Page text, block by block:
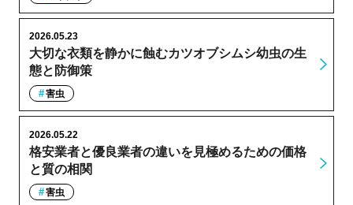
大切な衣類を静かに蝕むカツオブシムシ幼虫の生
態と防御策
2026.05.23
害虫
格安業者と優良業者の違いを見極めるための価格
と質の相関
2026.05.22
害虫